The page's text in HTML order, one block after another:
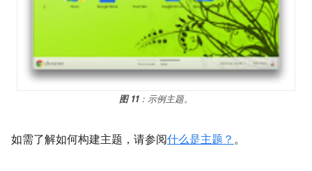
图 11：示例主题。
如需了解如何构建主题，请参阅什么是主题？ 。